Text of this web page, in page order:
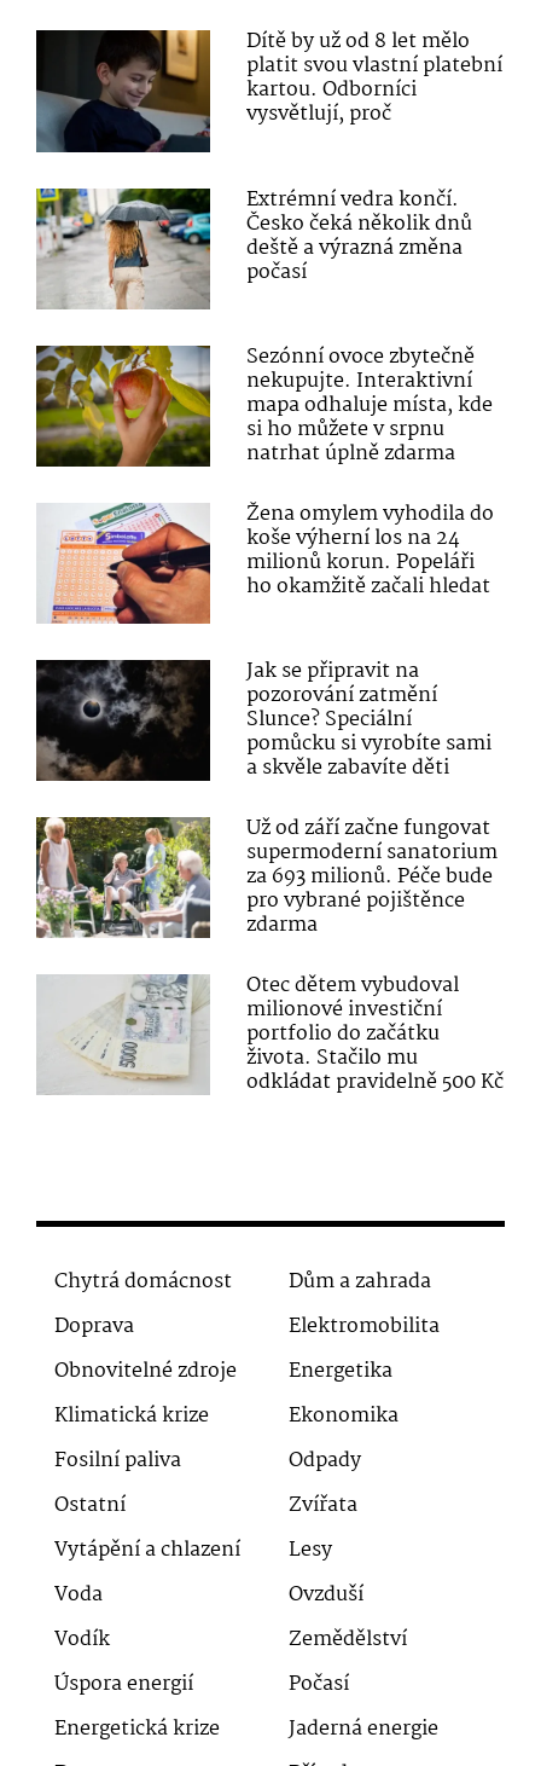
Dítě by už od 8 let mělo
platit svou vlastní platební
kartou. Odborníci
vysvětlují, proč
Extrémní vedra končí.
Česko čeká několik dnů
deště a výrazná změna
počasí
Sezónní ovoce zbytečně
nekupujte. Interaktivní
mapa odhaluje místa, kde
si ho můžete v srpnu
natrhat úplně zdarma
Žena omylem vyhodila do
koše výherní los na 24
milionů korun. Popeláři
ho okamžitě začali hledat
Jak se připravit na
pozorování zatmění
Slunce? Speciální
pomůcku si vyrobíte sami
a skvěle zabavíte děti
Už od září začne fungovat
supermoderní sanatorium
za 693 milionů. Péče bude
pro vybrané pojištěnce
zdarma
Otec dětem vybudoval
milionové investiční
portfolio do začátku
života. Stačilo mu
odkládat pravidelně 500 Kč
Chytrá domácnost
Dům a zahrada
Doprava
Elektromobilita
Obnovitelné zdroje
Energetika
Klimatická krize
Ekonomika
Fosilní paliva
Odpady
Ostatní
Zvířata
Vytápění a chlazení
Lesy
Voda
Ovzduší
Vodík
Zemědělství
Úspora energií
Počasí
Energetická krize
Jaderná energie